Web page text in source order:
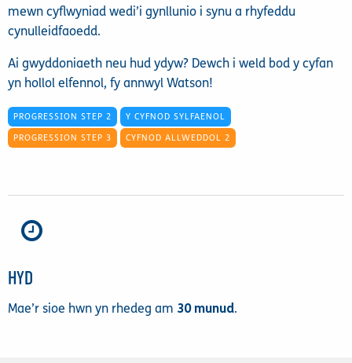
mewn cyflwyniad wedi’i gynllunio i synu a rhyfeddu
cynulleidfaoedd.
Ai gwyddoniaeth neu hud ydyw? Dewch i weld bod y cyfan
yn hollol elfennol, fy annwyl Watson!
PROGRESSION STEP 2 Y CYFNOD SYLFAENOL
PROGRESSION STEP 3 CYFNOD ALLWEDDOL 2
HYD
Mae’r sioe hwn yn rhedeg am 30 munud.